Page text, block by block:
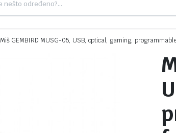
Miš GEMBIRD MUSG-05, USB, optical, gaming,